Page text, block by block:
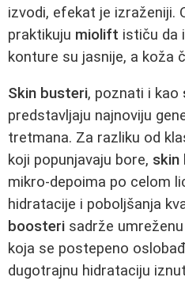
izvodi, efekat je izraženiji.
praktikuju miolift ističu da
konture su jasnije, a koža
Skin busteri, poznati i kao
predstavljaju najnoviju
tretmana. Za razliku od
koji popunjavaju bore, skin
mikro-depoima po celom
hidratacije i poboljšanja
boosteri sadrže
koja se postepeno
dugotrajnu hidrataciju